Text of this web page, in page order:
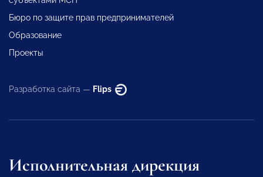
Бюро по защите прав предпринимателей
Образование
Проекты
Разработка сайта — Flips
Исполнительная дирекция